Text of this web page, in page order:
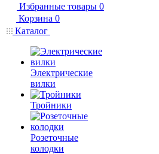
Избранные товары 0
Корзина 0
Каталог
Электрические
вилки
Тройники
Розеточные
колодки